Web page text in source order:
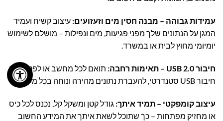
עמידות גבוהה – מבנה חסין מים וזעזועים: עיצוב קשיח ועמיד
המגן על הנתונים שלך מפני פגיעות, מים ונפילות – מושלם לשימוש
יומיומי מחוץ לבית או במשרד.
חיבור USB 2.0 – תאימות רחבה:
תואם לכל מחשב או לפטופ עם
חיבור USB סטנדרטי, להעברת נתונים מהירה ונוחה בכל מקום.
עיצוב קומפקטי – תמיד איתך: גודל קטן ומשקל קל, נכנס לכל כיס
או מחזיק מפתחות – כך שתוכל לשאת איתך את המידע החשוב